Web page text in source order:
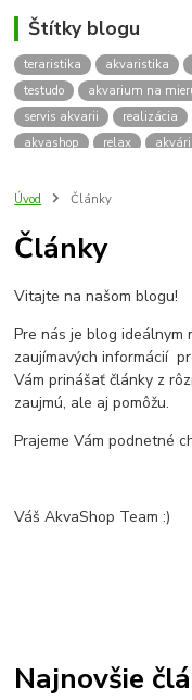
Štítky blogu
teraristika akvaristika
testudo
akvarium na
servis akvarii
realizácia
akvashop
relax
insektárium
skrinka
podstavec
Testudo horsfieldii
zriaďovanie terária
terárium pre suchozemskú
Bratislava
vyroba akvarii
záruka na akvárium
Úvod Články
Články
Vitajte na našom blogu!
Pre nás je blog ideálnym
zaujímavých informácií
Vám prinášať články z
zaujmú, ale aj pomôžu.
Prajeme Vám podnetné
Váš AkvaShop Team :)
Najnovšie